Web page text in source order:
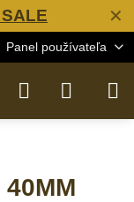
✕
Panel používateľa
40MM